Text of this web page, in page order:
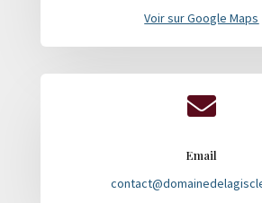
Voir sur Google Maps

Email